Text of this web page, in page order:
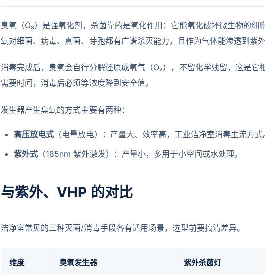
臭氧（O₃）是强氧化剂，杀菌靠的是氧化作用：它能氧化破坏微生物的细
氧对细菌、病毒、真菌、芽孢都有广谱杀灭能力，且作为气体能渗透到紫外
消毒完成后，臭氧会自行分解还原成氧气（O₂），不留化学残留，这是它
需要时间，消毒后必须等浓度降到安全值。
发生器产生臭氧的方式主要有两种：
高压放电式 （电晕放电）：产量大、效率高，工业洁净室消毒主流方式
紫外式 （185nm 紫外激发）：产量小，多用于小空间或水处理。
与紫外、VHP 的对比
洁净室常见的三种灭菌/消毒手段各有适用场景，选型前要搞清差异。
维度 臭氧发生器 紫外杀菌灯